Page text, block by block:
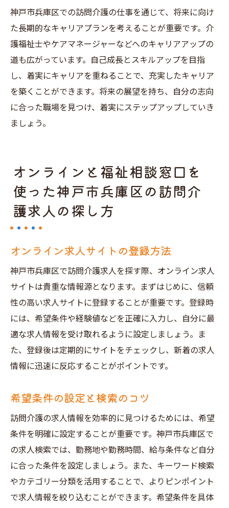
神戸市兵庫区での訪問介護の仕事を通じて、将来に向け
た長期的なキャリアプランを考えることが重要です。介
護福祉士やケアマネージャーなどへのキャリアアップの
道も広がっています。自己成長とスキルアップを目指
し、着実にキャリアを重ねることで、充実したキャリア
を築くことができます。将来の展望を持ち、自分の志向
に合った職場を見つけ、着実にステップアップしていき
ましょう。
オンラインと福祉相談窓口を
使った神戸市兵庫区の訪問介
護求人の探し方
オンライン求人サイトの登録方法
神戸市兵庫区で訪問介護求人を探す際、オンライン求人
サイトは貴重な情報源となります。まずはじめに、信頼
性の高い求人サイトに登録することが重要です。登録時
には、希望条件や経験値などを正確に入力し、自分に最
適な求人情報を受け取れるように設定しましょう。ま
た、登録後は定期的にサイトをチェックし、新着の求人
情報に迅速に反応することがポイントです。
希望条件の設定と検索のコツ
訪問介護の求人情報を効率的に見つけるためには、希望
条件を明確に設定することが重要です。神戸市兵庫区で
の求人検索では、勤務地や勤務時間、給与条件など自分
に合った条件を設定しましょう。また、キーワード検索
やカテゴリー分類を活用することで、よりピンポイント
で求人情報を絞り込むことができます。希望条件を具体